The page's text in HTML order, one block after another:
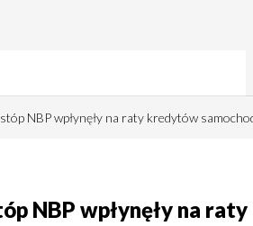
NBP wpłynęły na raty kredytów
NBP wpłynęły na